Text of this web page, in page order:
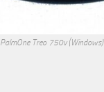
PalmOne Treo 750v (Windows)